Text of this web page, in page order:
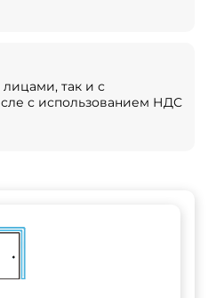
так и с
с использованием НДС